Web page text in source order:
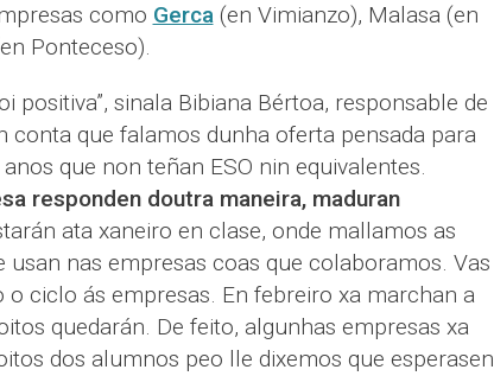
como Gerca(en Vimianzo), Malasa (en
Ponteceso).
positiva”, sinala Bibiana Bértoa, responsable de
conta que falamos dunha oferta pensada para
que non teñan ESO nin equivalentes.
responden doutra maneira, maduran
ata xaneiro en clase, onde mallamos as
usan nas empresas coas que colaboramos. Vas
ciclo ás empresas. En febreiro xa marchan a
quedarán. De feito, algunhas empresas xa
dos alumnos peo lle dixemos que esperasen